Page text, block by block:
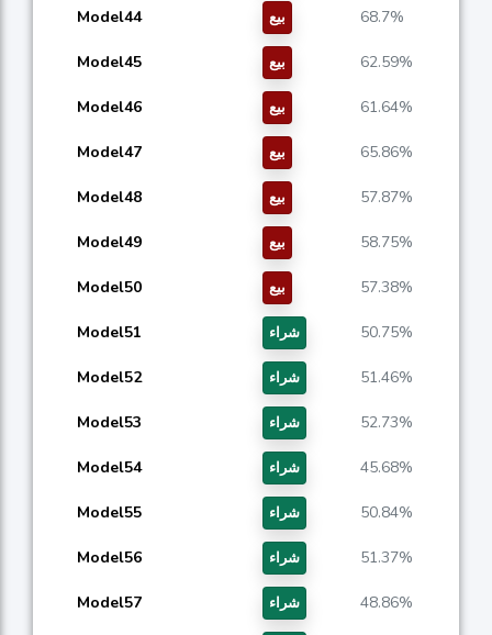
Model44 بيع 68.7%
Model45 بيع 62.59%
Model46 بيع 61.64%
Model47 بيع 65.86%
Model48 بيع 57.87%
Model49 بيع 58.75%
Model50 بيع 57.38%
Model51 شراء 50.75%
Model52 شراء 51.46%
Model53 شراء 52.73%
Model54 شراء 45.68%
Model55 شراء 50.84%
Model56 شراء 51.37%
Model57 شراء 48.86%